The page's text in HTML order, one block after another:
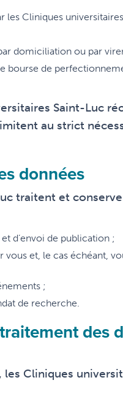
les Cliniques
domiciliation ou par
bourse de
Saint-Luc
au strict
données
traitent et
d’envoi de publication ;
vous et, le cas échéant,
;
de recherche.
des
Cliniques